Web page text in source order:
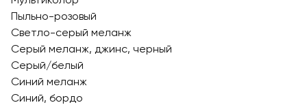
Пыльно-розовый
Светло-серый меланж
Серый меланж, джинс, черный
Серый/белый
Синий меланж
Синий, бордо